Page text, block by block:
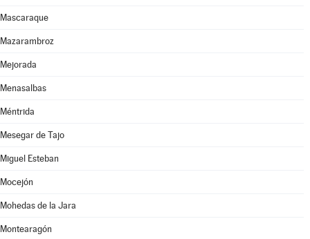
Mascaraque
Mazarambroz
Mejorada
Menasalbas
Méntrida
Mesegar de Tajo
Miguel Esteban
Mocejón
Mohedas de la Jara
Montearagón